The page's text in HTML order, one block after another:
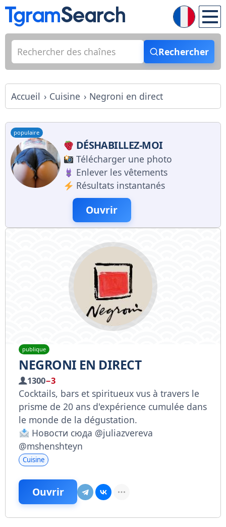
Rechercher
Accueil Cuisine Negroni en direct
populaire
DÉSHABILLEZ-MOI
Télécharger une photo
Enlever les vêtements
Résultats instantanés
Ouvrir
publique
NEGRONI EN DIRECT
1300−3
Cocktails, bars et spiritueux vus à travers le
prisme de 20 ans d'expérience cumulée dans
le monde de la dégustation.
Новости сюда @juliazvereva
@mshenshteyn
Cuisine
Ouvrir